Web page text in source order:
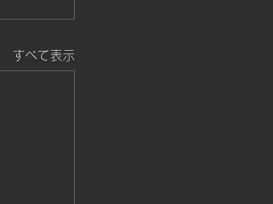
すべて表示